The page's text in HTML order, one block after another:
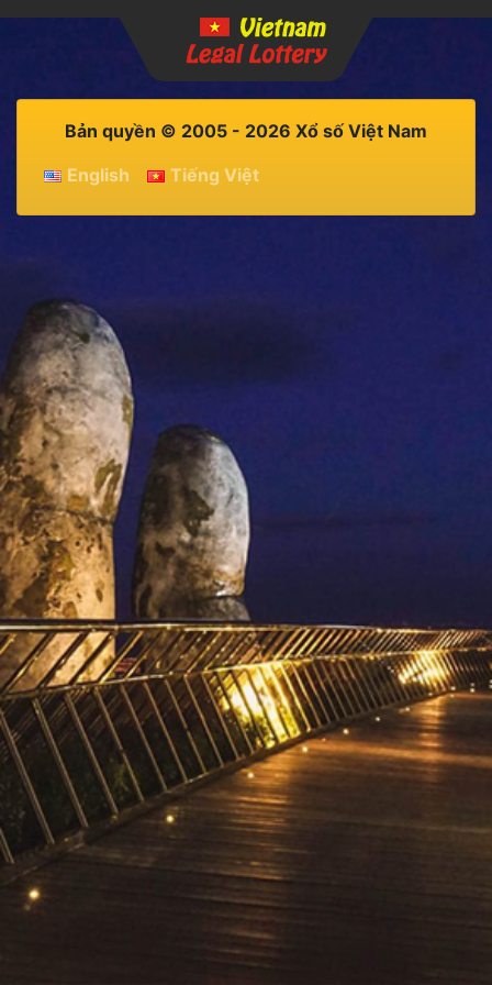
Bản quyền © 2005 - 2026 Xổ số Việt Nam
English
Tiếng Việt